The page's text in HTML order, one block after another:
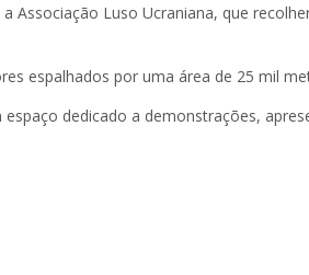
Associação Luso Ucraniana, que
espalhados por uma área de 25 mil
dedicado a demonstrações,